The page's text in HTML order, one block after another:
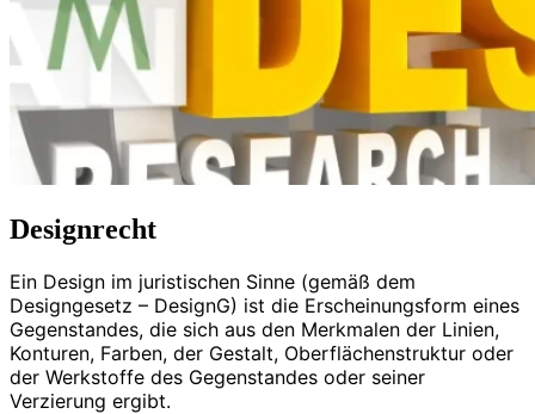
Designrecht
Ein Design im juristischen Sinne (gemäß dem
Designgesetz – DesignG) ist die Erscheinungsform eines
Gegenstandes, die sich aus den Merkmalen der Linien,
Konturen, Farben, der Gestalt, Oberflächenstruktur oder
der Werkstoffe des Gegenstandes oder seiner
Verzierung ergibt.